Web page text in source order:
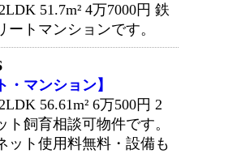
51.7m² 4万7000円 鉄
ートマンションです。
・マンション】
56.61m² 6万500円 2
ト飼育相談可物件です。
ット使用料無料・設備も